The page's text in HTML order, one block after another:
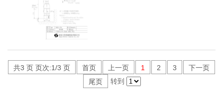
共3 页 页次:1/3 页 首页 上一页 1 2 3
下一页
尾页
转到